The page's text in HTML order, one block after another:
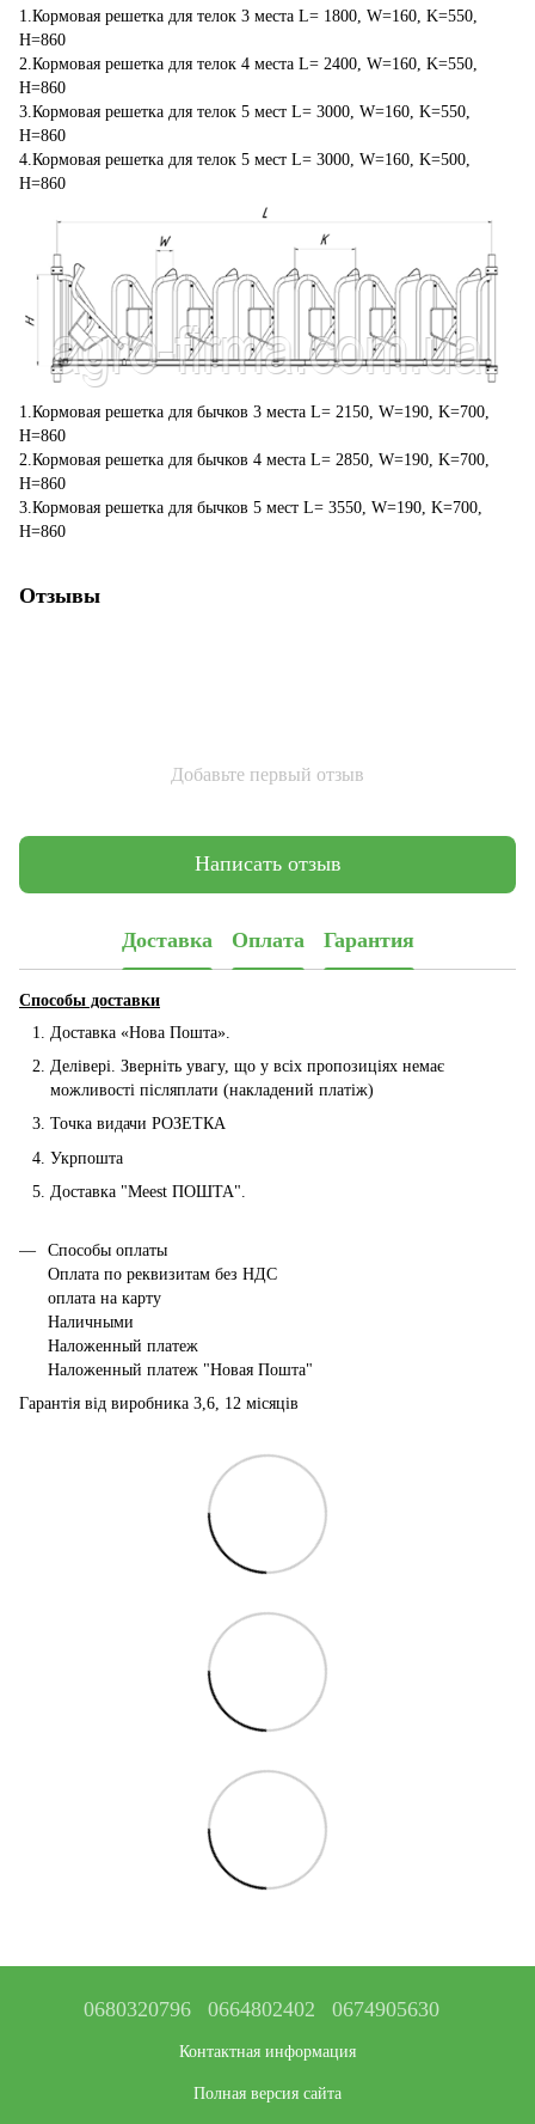
1.Кормовая решетка для телок 3 места L= 1800, W=160, K=550,
H=860
2.Кормовая решетка для телок 4 места L= 2400, W=160, K=550,
H=860
3.Кормовая решетка для телок 5 мест L= 3000, W=160, K=550,
H=860
4.Кормовая решетка для телок 5 мест L= 3000, W=160, K=500,
H=860
1.Кормовая решетка для бычков 3 места L= 2150, W=190, K=700,
H=860
2.Кормовая решетка для бычков 4 места L= 2850, W=190, K=700,
H=860
3.Кормовая решетка для бычков 5 мест L= 3550, W=190, K=700,
H=860
Отзывы
Добавьте первый отзыв
Написать отзыв
Доставка Оплата Гарантия
Способы доставки
Доставка «Нова Пошта».
Делівері. Зверніть увагу, що у всіх пропозиціях немає
можливості післяплати (накладений платіж)
Точка видачи РОЗЕТКА
Укрпошта
Доставка "Мeest ПОШТА".
Способы оплаты
Оплата по реквизитам без НДС
оплата на карту
Наличными
Наложенный платеж
Наложенный платеж "Новая Пошта"
Гарантія від виробника 3,6, 12 місяців
0680320796 0664802402 0674905630
Контактная информация
Полная версия сайта